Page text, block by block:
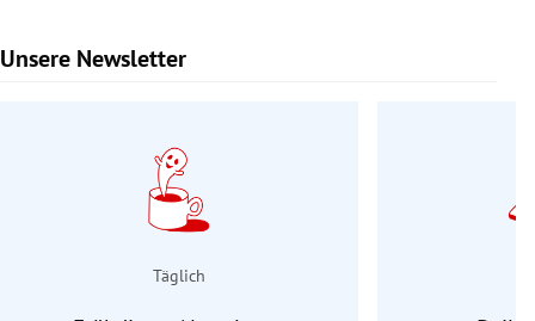
Unsere Newsletter
Slide 1 von 9
Täglich